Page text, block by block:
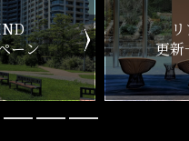
ム
ック
新